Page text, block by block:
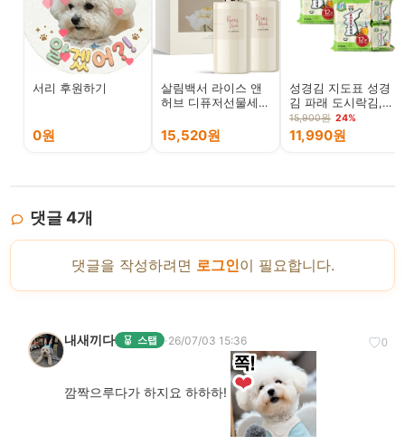
서리 후원하기
0원
살림백서 라이스 앤
허브 디퓨저선물세트
틱 2개, 블랙체리, 1
세트
15,520원
성경김 지도표 성경
김 파래 도시락김,
4g, 24봉
15,900원 24%
11,990원
댓글4개
댓글을 작성하려면 로그인이 필요합니다.
♡0
내새끼다 스탭 ·26/07/03 15:36
깜짝으루다가 하지요 하하하!